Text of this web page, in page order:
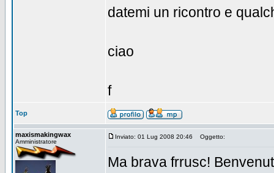
datemi un ricontro e
ciao
f
Top
maxismakingwax
Amministratore
Inviato: 01 Lug 2008 20:46 Oggetto:
Ma brava frrusc!